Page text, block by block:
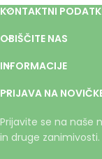
KONTAKTNI
OBIŠČITE NAS
INFORMACIJE
PRIJAVA NA
Prijavite se na naše
in druge zanimivosti.